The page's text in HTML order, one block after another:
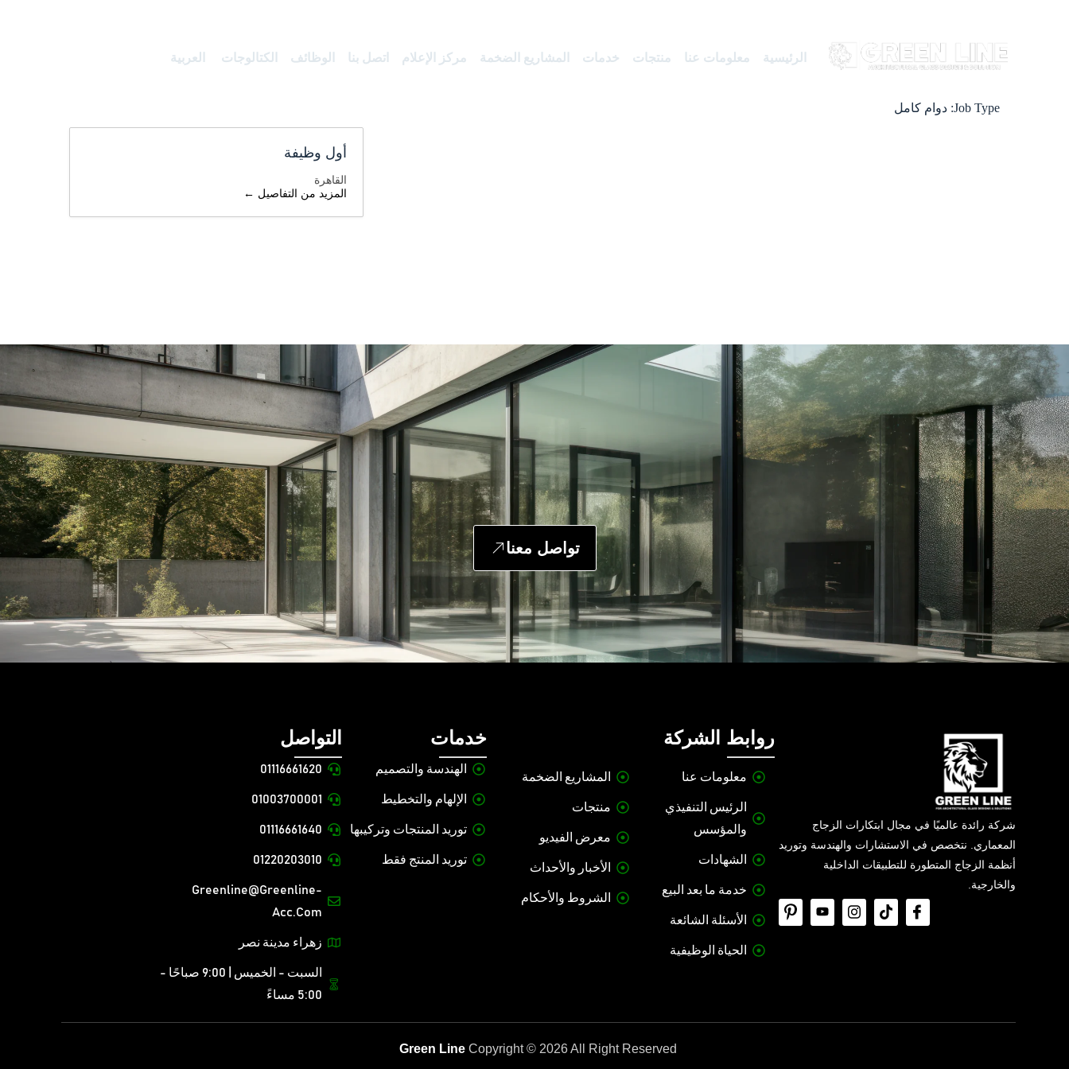
الرئيسية معلومات عنا منتجات خدمات المشاريع الضخمة مركز الإعلام اتصل بنا الوظائف الكتالوجات العربية
Job Type: دوام كامل
أول وظيفة
القاهرة
المزيد من التفاصيل
تواصل معنا
شركة رائدة عالميًا في مجال ابتكارات الزجاج
المعماري. نتخصص في الاستشارات والهندسة وتوريد
أنظمة الزجاج المتطورة للتطبيقات الداخلية
والخارجية.
روابط الشركة
معلومات عنا
الرئيس التنفيذي
والمؤسس
الشهادات
خدمة ما بعد البيع
الأسئلة الشائعة
الحياة الوظيفية
المشاريع الضخمة
منتجات
معرض الفيديو
الأخبار والأحداث
الشروط والأحكام
خدمات
الهندسة والتصميم
الإلهام والتخطيط
توريد المنتجات وتركيبها
توريد المنتج فقط
التواصل
01116661620
01003700001
01116661640
01220203010
Greenline@greenline-
Acc.com
زهراء مدينة نصر
السبت - الخميس | 9:00 صباحًا -
5:00 مساءً
Copyright © 2026 All Right Reserved
Green Line